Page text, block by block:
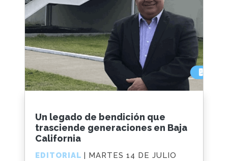
Un legado de bendición que
trasciende generaciones en Baja
California
EDITORIAL | MARTES 14 DE JULIO